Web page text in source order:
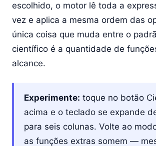
escolhido, o motor lê toda a
vez e aplica a mesma ordem das
única coisa que muda entre o
científico é a quantidade de
alcance.
Experimente: toque no botão
acima e o teclado se expande
para seis colunas. Volte ao
as funções extras somem —